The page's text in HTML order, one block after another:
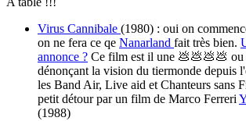
Virus Cannibale (1980) : oui on
on ne fera ce qe Nanarland fait très bien.
annonce ? Ce film est il une 💩💩💩💩 ou
dénonçant la vision du tiermonde depuis
les Band Air, Live aid et Chanteurs sans
petit détour par un film de Marco Ferreri
(1988)